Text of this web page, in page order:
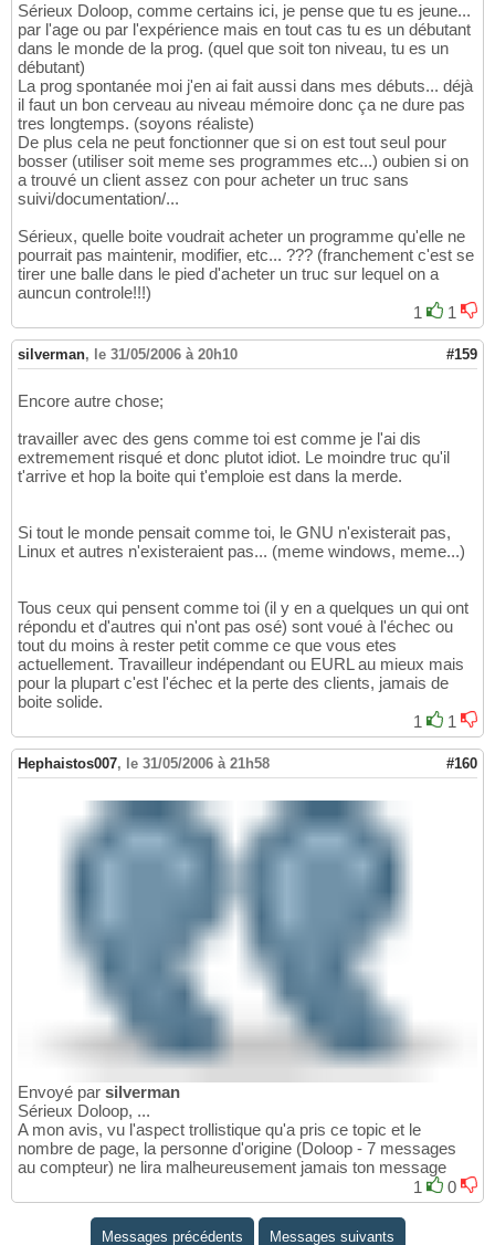
Sérieux Doloop, comme certains ici, je pense que tu es jeune...
par l'age ou par l'expérience mais en tout cas tu es un débutant
dans le monde de la prog. (quel que soit ton niveau, tu es un
débutant)
La prog spontanée moi j'en ai fait aussi dans mes débuts... déjà
il faut un bon cerveau au niveau mémoire donc ça ne dure pas
tres longtemps. (soyons réaliste)
De plus cela ne peut fonctionner que si on est tout seul pour
bosser (utiliser soit meme ses programmes etc...) oubien si on
a trouvé un client assez con pour acheter un truc sans
suivi/documentation/...
Sérieux, quelle boite voudrait acheter un programme qu'elle ne
pourrait pas maintenir, modifier, etc... ??? (franchement c'est se
tirer une balle dans le pied d'acheter un truc sur lequel on a
auncun controle!!!)
1
1
silverman, le 31/05/2006 à 20h10 #159
Encore autre chose;
travailler avec des gens comme toi est comme je l'ai dis
extremement risqué et donc plutot idiot. Le moindre truc qu'il
t'arrive et hop la boite qui t'emploie est dans la merde.
Si tout le monde pensait comme toi, le GNU n'existerait pas,
Linux et autres n'existeraient pas... (meme windows, meme...)
Tous ceux qui pensent comme toi (il y en a quelques un qui ont
répondu et d'autres qui n'ont pas osé) sont voué à l'échec ou
tout du moins à rester petit comme ce que vous etes
actuellement. Travailleur indépendant ou EURL au mieux mais
pour la plupart c'est l'échec et la perte des clients, jamais de
boite solide.
1
1
Hephaistos007, le 31/05/2006 à 21h58 #160
Envoyé par silverman
Sérieux Doloop, ...
A mon avis, vu l'aspect trollistique qu'a pris ce topic et le
nombre de page, la personne d'origine (Doloop - 7 messages
au compteur) ne lira malheureusement jamais ton message
1
0
Messages précédents Messages suivants